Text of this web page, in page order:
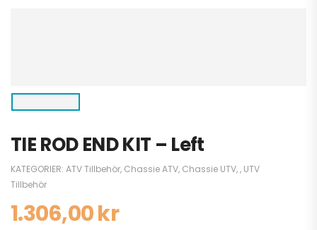
TIE ROD END KIT – Left
KATEGORIER: ATV Tillbehör, Chassie ATV, Chassie UTV,, UTV
Tillbehör
1.306,00kr